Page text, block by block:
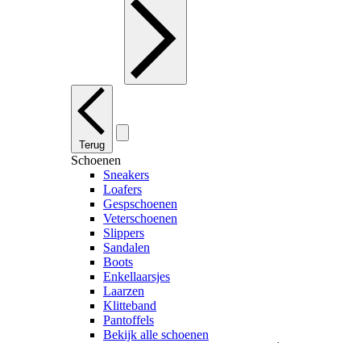
Terug
Schoenen
Sneakers
Loafers
Gespschoenen
Veterschoenen
Slippers
Sandalen
Boots
Enkellaarsjes
Laarzen
Klitteband
Pantoffels
Bekijk alle schoenen